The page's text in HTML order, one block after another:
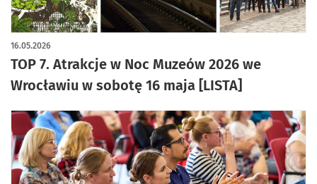
TOP 7. Atrakcje w Noc Muzeów 2026 we
Wrocławiu w sobotę 16 maja [LISTA]
16.05.2026